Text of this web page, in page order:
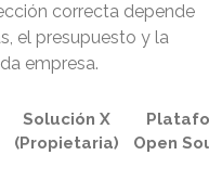
correcta depende
el presupuesto y la
empresa.
Solución X
(Propietaria)
Open